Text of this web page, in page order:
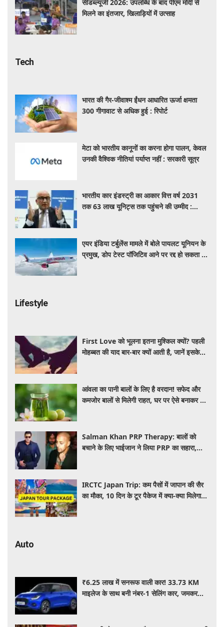
सीडब्ल्यूजी 2026: उपलब्धि के बाद पीएम मोदी से
मिलने का इंतजार, खिलाड़ियों में उत्साह
Tech
भारत की गैर-जीवाश्म ईंधन आधारित ऊर्जा क्षमता
300 गीगावाट से अधिक हुई : रिपोर्ट
मेटा को भारतीय कानूनों का करना होगा पालन, केवल
उनकी वैश्विक नीतियां पर्याप्त नहीं : सरकारी सूत्र
भारतीय कार इंडस्ट्री का आकार वित्त वर्ष 2031
तक 63 लाख यूनिट्स तक पहुंचने की उम्मीद :
एयर इंडिया टर्बुलेंस मामले में बोले पायलट यूनियन के
प्रमुख, डोप टेस्ट पॉजिटिव आने पर रद्द हो सकता है
Lifestyle
First Love को भूलना इतना मुश्किल क्यों? पहली
मोहब्बत की याद बार-बार क्यों आती है, जानें इसके
आंवला का पानी बालों के लिए है वरदान! सफेद और
कमजोर बालों से मिलेगी राहत, घर पर ऐसे बनाकर करें
Salman Khan PRP Therapy: बालों को
बचाने के लिए भाईजान ने लिया PRP का सहारा,
IRCTC Japan Trip: कम पैसों में जापान की सैर
का मौका, 10 दिन के टूर पैकेज में क्या-क्या मिलेगा?
Auto
₹6.25 लाख में सनरूफ वाली कार! 33.73 KM
माइलेज के साथ बनी नंबर-1 सेलिंग कार, जमकर